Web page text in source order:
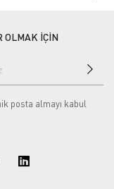
OLMAK İÇİN
posta almayı kabul